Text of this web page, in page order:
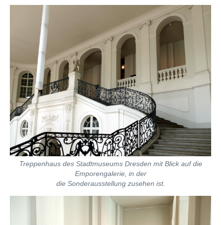
Treppenhaus des Stadtmuseums Dresden mit Blick auf die
Emporengalerie, in der
die Sonderausstellung zusehen ist.